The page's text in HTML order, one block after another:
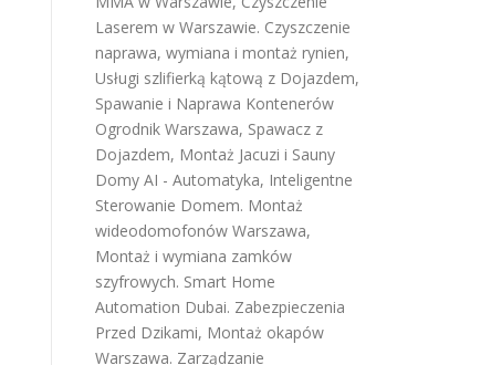
Laserem w Warszawie. Czyszczenie
naprawa, wymiana i montaż rynien,
Usługi szlifierką kątową z Dojazdem,
Spawanie i Naprawa Kontenerów
Ogrodnik Warszawa, Spawacz z
Dojazdem, Montaż Jacuzi i Sauny
Domy AI - Automatyka, Inteligentne
Sterowanie Domem. Montaż
wideodomofonów Warszawa,
Montaż i wymiana zamków
szyfrowych. Smart Home
Automation Dubai. Zabezpieczenia
Przed Dzikami, Montaż okapów
Warszawa. Zarządzanie